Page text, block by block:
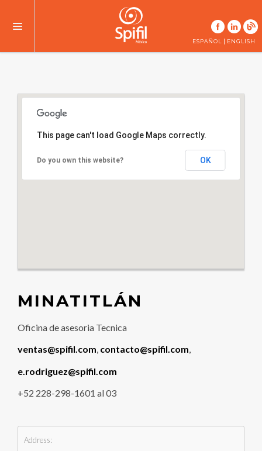
ESPAÑOL | ENGLISH
This page can't load Google Maps correctly.
Do you own this website? OK
MINATITLÁN
Oficina de asesoria Tecnica
ventas@spifil.com, contacto@spifil.com,
e.rodriguez@spifil.com
+52 228-298-1601 al 03
Address: